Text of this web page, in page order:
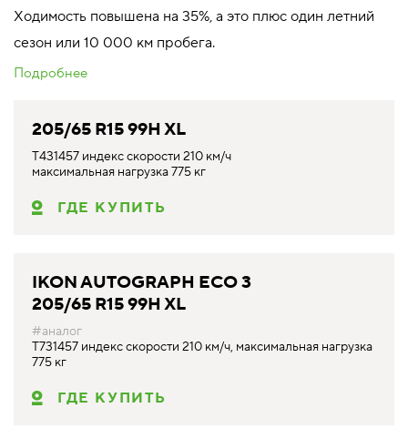
Ходимость повышена на 35%, а это плюс один летний
сезон или 10 000 км пробега.
Подробнее
205/65 R15 99H XL
T431457 индекс скорости 210 км/ч
максимальная нагрузка 775 кг
ГДЕ КУПИТЬ
IKON AUTOGRAPH ECO 3
205/65 R15 99H XL
#аналог
T731457 индекс скорости 210 км/ч, максимальная нагрузка
775 кг
ГДЕ КУПИТЬ